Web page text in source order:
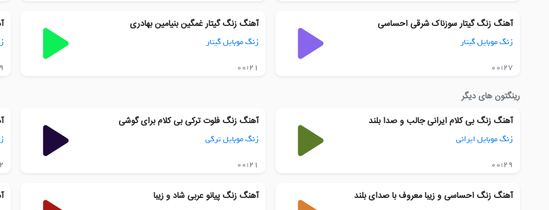
آهنگ زنگ گیتار سوزناک شرقی احساسی
زنگ موبایل گیتار
00:27
آهنگ زنگ گیتار غمگین بنیامین بهادری
زنگ موبایل گیتار
00:21
رینگتون های دیگر
آهنگ زنگ بی کلام ایرانی جالب و صدا بلند
زنگ موبایل ایرانی
00:29
آهنگ زنگ فلوت ترکی بی کلام برای گوشی
زنگ موبایل ترکی
00:21
آهنگ زنگ احساسی و زیبا معروف با صدای بلند آهنگ زنگ پیانو عربی شاد و زیبا